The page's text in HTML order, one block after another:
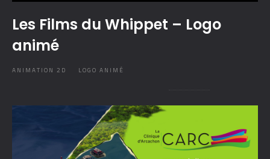
Les Films du Whippet – Logo
animé
ANIMATION 2D LOGO ANIMÉ